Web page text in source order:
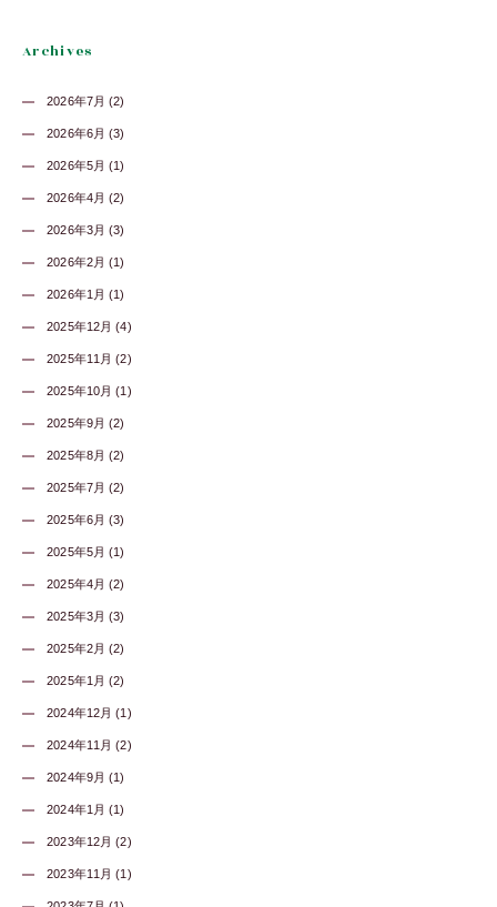
Archives
2026年7月 (2)
2026年6月 (3)
2026年5月 (1)
2026年4月 (2)
2026年3月 (3)
2026年2月 (1)
2026年1月 (1)
2025年12月 (4)
2025年11月 (2)
2025年10月 (1)
2025年9月 (2)
2025年8月 (2)
2025年7月 (2)
2025年6月 (3)
2025年5月 (1)
2025年4月 (2)
2025年3月 (3)
2025年2月 (2)
2025年1月 (2)
2024年12月 (1)
2024年11月 (2)
2024年9月 (1)
2024年1月 (1)
2023年12月 (2)
2023年11月 (1)